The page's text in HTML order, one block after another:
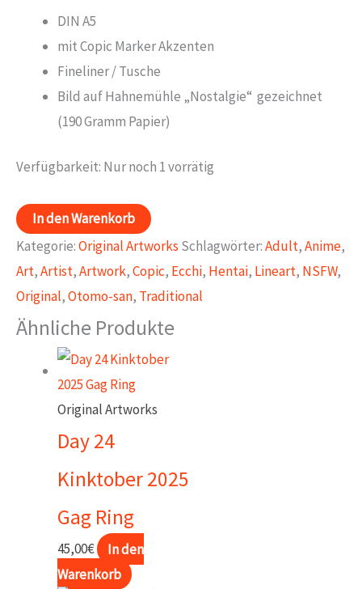
DIN A5
mit Copic Marker Akzenten
Fineliner / Tusche
Bild auf Hahnemühle „Nostalgie“ gezeichnet
(190 Gramm Papier)
Verfügbarkeit: Nur noch 1 vorrätig
OC
from
Selenike
Menge
In den Warenkorb
Kategorie:Original Artworks Schlagwörter:Adult,Anime,
Art,Artist,Artwork,Copic, Ecchi, Hentai, Lineart, NSFW,
Original,Otomo-san, Traditional
Ähnliche Produkte
Original Artworks
Day 24
Kinktober 2025
Gag Ring
45,00€
In den
Warenkorb